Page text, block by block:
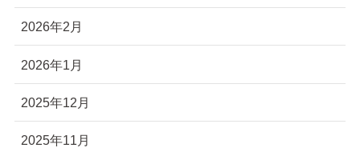
2026年2月
2026年1月
2025年12月
2025年11月